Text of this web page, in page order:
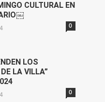
CULTURAL EN
0
LOS
LA VILLA”
0